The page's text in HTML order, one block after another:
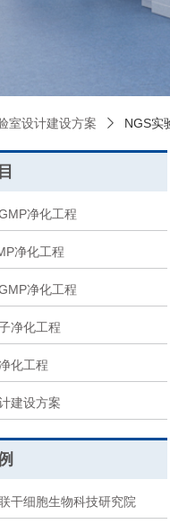
室设计建设方案 NGS实
净化工程
净化工程
净化工程
净化工程
化工程
建设方案
干细胞生物科技研究院